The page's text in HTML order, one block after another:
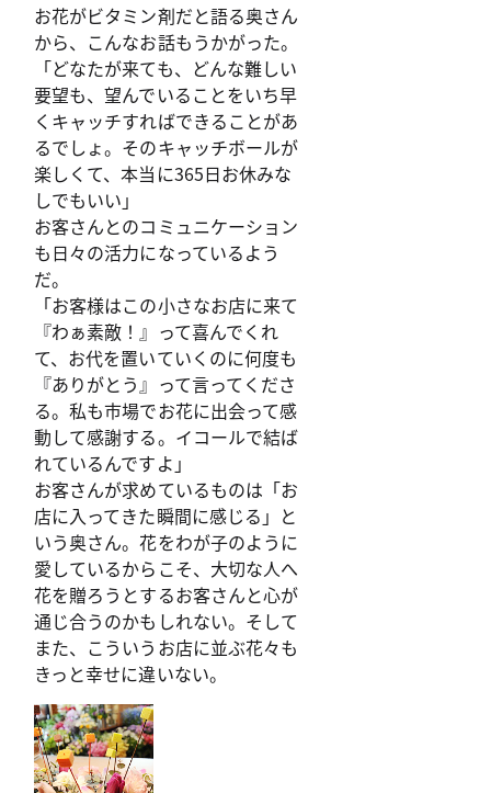
お花がビタミン剤だと語る奥さん
から、こんなお話もうかがった。
「どなたが来ても、どんな難しい
要望も、望んでいることをいち早
くキャッチすればできることがあ
るでしょ。そのキャッチボールが
楽しくて、本当に365日お休みな
しでもいい」
お客さんとのコミュニケーション
も日々の活力になっているよう
だ。
「お客様はこの小さなお店に来て
『わぁ素敵！』って喜んでくれ
て、お代を置いていくのに何度も
『ありがとう』って言ってくださ
る。私も市場でお花に出会って感
動して感謝する。イコールで結ば
れているんですよ」
お客さんが求めているものは「お
店に入ってきた瞬間に感じる」と
いう奥さん。花をわが子のように
愛しているからこそ、大切な人へ
花を贈ろうとするお客さんと心が
通じ合うのかもしれない。そして
また、こういうお店に並ぶ花々も
きっと幸せに違いない。